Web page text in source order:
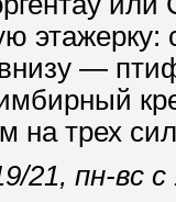
—
на трех
21, пн-вс